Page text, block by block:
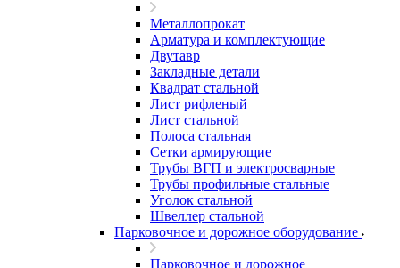
Металлопрокат
Арматура и комплектующие
Двутавр
Закладные детали
Квадрат стальной
Лист рифленый
Лист стальной
Полоса стальная
Сетки армирующие
Трубы ВГП и электросварные
Трубы профильные стальные
Уголок стальной
Швеллер стальной
Парковочное и дорожное оборудование
Парковочное и дорожное